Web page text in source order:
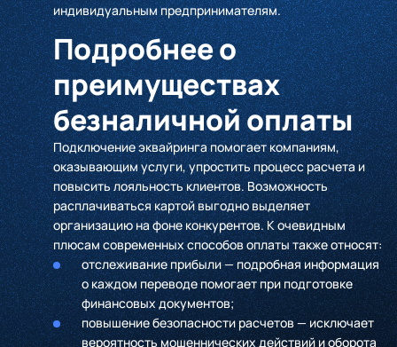
индивидуальным предпринимателям.
Подробнее о
преимуществах
безналичной оплаты
Подключение эквайринга помогает компаниям,
оказывающим услуги, упростить процесс расчета и
повысить лояльность клиентов. Возможность
расплачиваться картой выгодно выделяет
организацию на фоне конкурентов. К очевидным
плюсам современных способов оплаты также относят:
отслеживание прибыли — подробная информация
о каждом переводе помогает при подготовке
финансовых документов;
повышение безопасности расчетов — исключает
вероятность мошеннических действий и оборота